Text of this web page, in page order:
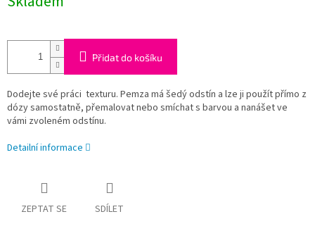
cena:
Přidat do košíku
Dodejte své práci texturu. Pemza má šedý odstín a lze ji použít přímo z
dózy samostatně, přemalovat nebo smíchat s barvou a nanášet ve
vámi zvoleném odstínu.
Detailní informace
ZEPTAT SE SDÍLET